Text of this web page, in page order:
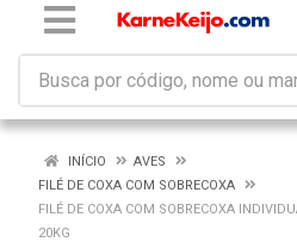
INÍCIO
AVES
FILÉ DE COXA COM SOBRECOXA
FILÉ DE COXA COM SOBRECOXA
20KG